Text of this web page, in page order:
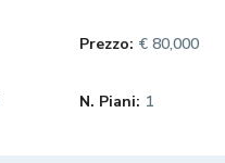
Prezzo: € 80,000
N. Piani: 1